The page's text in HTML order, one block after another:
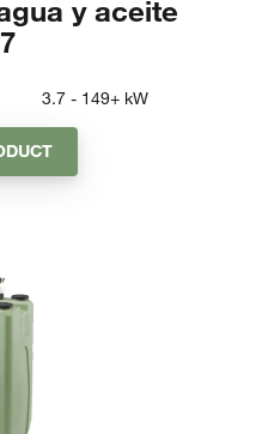
y aceite
3.7 - 149+ kW